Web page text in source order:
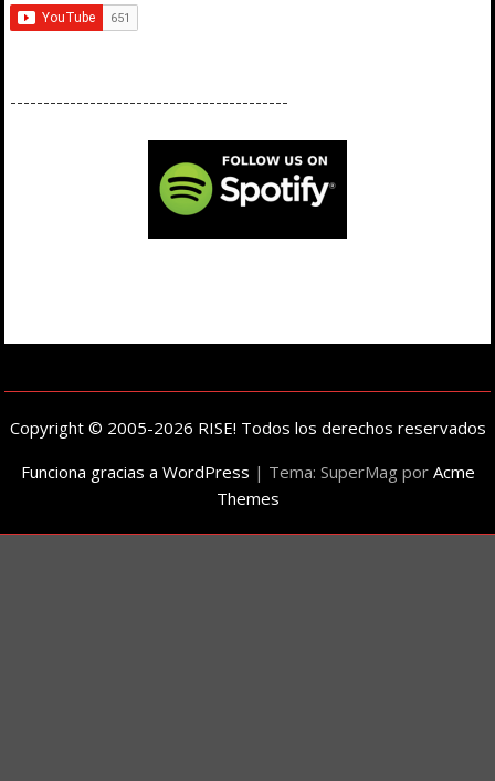
------------------------------------------
Copyright © 2005-2026 RISE! Todos los derechos reservados
Funciona gracias a WordPress | Tema: SuperMag por Acme
Themes